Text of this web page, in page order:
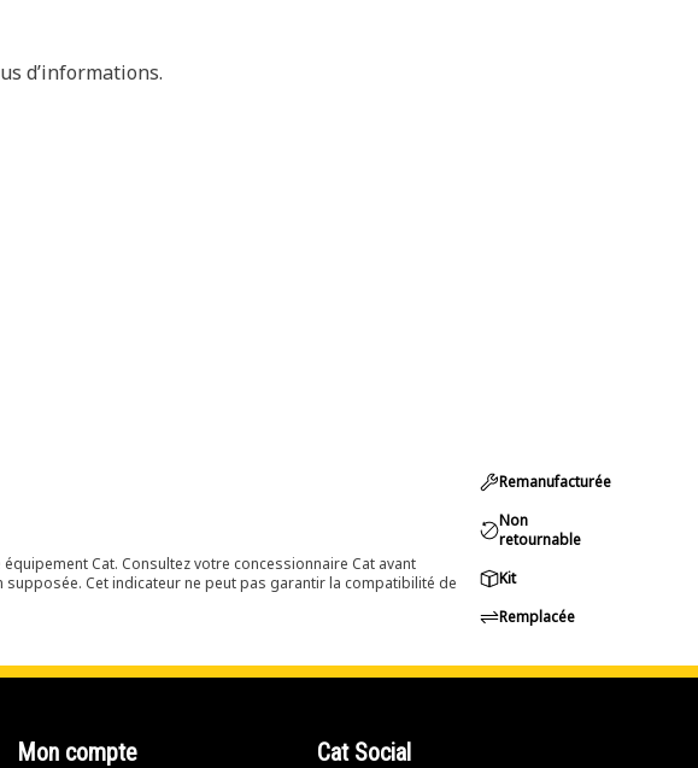
d’informations.
Cat. Consultez votre concessionnaire Cat avant
Cet indicateur ne peut pas garantir la compatibilité de
Remanufacturée
Non
retournable
Kit
Remplacée
Mon compte Cat Social